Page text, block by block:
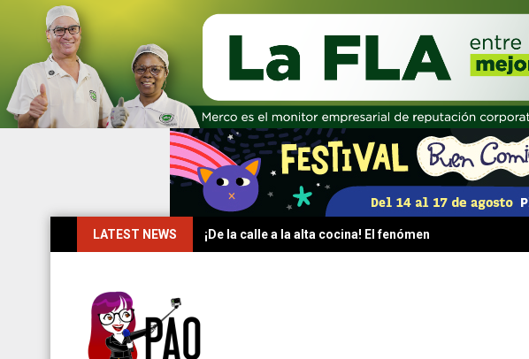
LATEST NEWS ¡De la calle a la alta cocina! El fenómeno irresistible